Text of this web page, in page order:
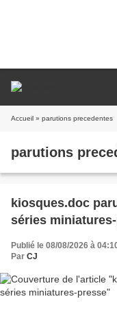
Accueil » parutions precedentes
parutions
kiosques.doc
séries
Publié le 08/08/2026 à
Par CJ